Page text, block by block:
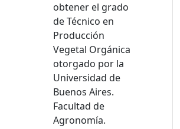
obtener el grado
de Técnico en
Producción
Vegetal Orgánica
otorgado por la
Universidad de
Buenos Aires.
Facultad de
Agronomía.